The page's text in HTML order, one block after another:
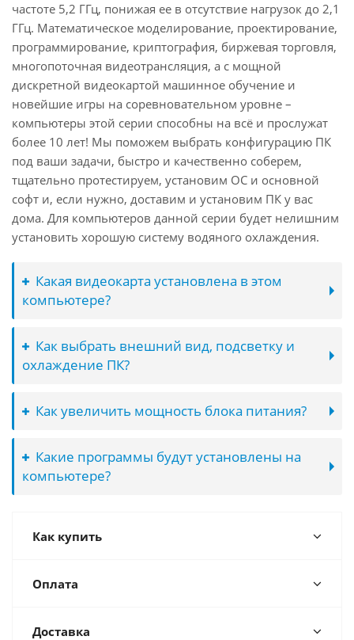
частоте 5,2 ГГц, понижая ее в отсутствие нагрузок до 2,1
ГГц. Математическое моделирование, проектирование,
программирование, криптография, биржевая торговля,
многопоточная видеотрансляция, а с мощной
дискретной видеокартой машинное обучение и
новейшие игры на соревновательном уровне –
компьютеры этой серии способны на всё и прослужат
более 10 лет! Мы поможем выбрать конфигурацию ПК
под ваши задачи, быстро и качественно соберем,
тщательно протестируем, установим ОС и основной
софт и, если нужно, доставим и установим ПК у вас
дома. Для компьютеров данной серии будет нелишним
установить хорошую систему водяного охлаждения.
Какая видеокарта установлена в этом
компьютере?
Как выбрать внешний вид, подсветку и
охлаждение ПК?
Как увеличить мощность блока питания?
Какие программы будут установлены на
компьютере?
Как купить
Оплата
Доставка